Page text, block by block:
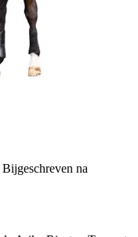
Bijgeschreven na